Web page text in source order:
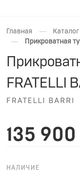
Главная — Каталог
— Прикроватная
FRATELLI
FRATELLI BARRI
135 900
НАЛИЧИЕ